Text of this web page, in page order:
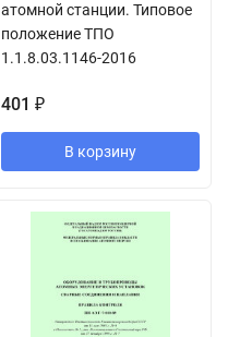
атомной станции. Типовое
положение ТПО
1.1.8.03.1146-2016
401 ₽
В корзину